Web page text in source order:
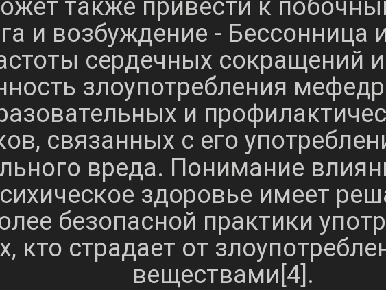
также привести к
и возбуждение - Бессонница
сердечных сокращений
злоупотребления
и
связанных с его
вреда. Понимание
здоровье имеет
безопасной практики
кто страдает от
веществами[4].